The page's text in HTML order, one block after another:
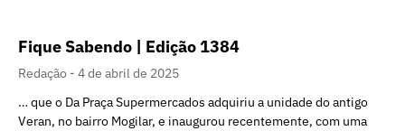
Fique Sabendo | Edição 1384
Redação
4 de abril de 2025
… que o Da Praça Supermercados adquiriu a unidade do antigo
Veran, no bairro Mogilar, e inaugurou recentemente, com uma